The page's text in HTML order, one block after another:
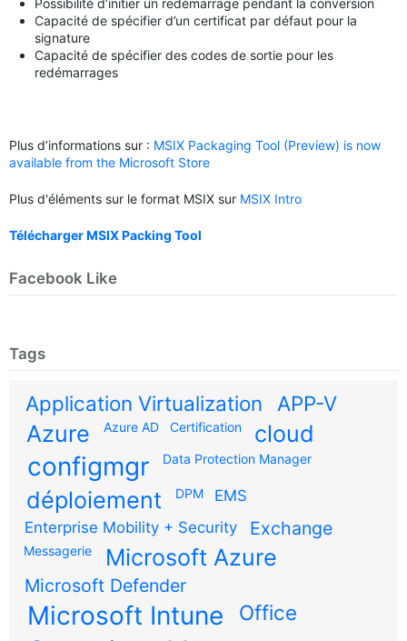
Possibilité d’initier un redémarrage pendant la conversion
Capacité de spécifier d’un certificat par défaut pour la
signature
Capacité de spécifier des codes de sortie pour les
redémarrages
Plus d’informations sur : MSIX Packaging Tool (Preview) is now
available from the Microsoft Store
Plus d'éléments sur le format MSIX sur MSIX Intro
Télécharger MSIX Packing Tool
Facebook Like
Tags
Application Virtualization APP-V
Azure Azure AD Certification cloud
configmgr Data Protection Manager
déploiement DPM
EMS
Enterprise Mobility + Security
Exchange
Messagerie Microsoft Azure
Microsoft Defender
Microsoft Intune Office